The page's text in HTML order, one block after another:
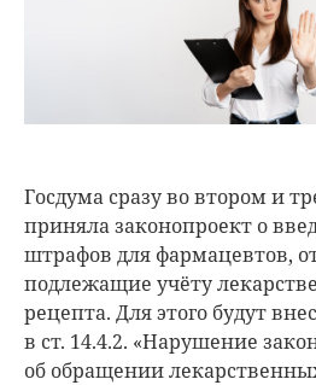
Госдума сразу во втором и
приняла законопроект о
штрафов для фармацевтов,
подлежащие учёту
рецепта. Для этого будут
в ст. 14.4.2. «Нарушение
об обращении